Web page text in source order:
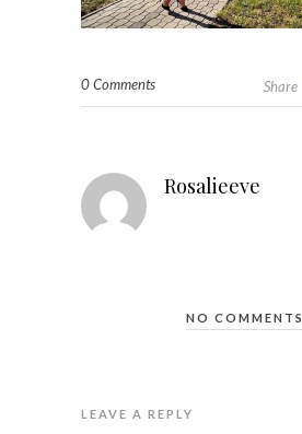
0 Comments Share
Rosalieeve
NO COMMENTS
LEAVE A REPLY